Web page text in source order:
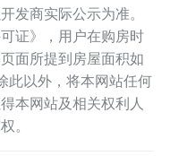
发商实际公示为准。
证》，用户在购房时
面所提到房屋面积如
此以外，将本网站任何
本网站及相关权利人
。